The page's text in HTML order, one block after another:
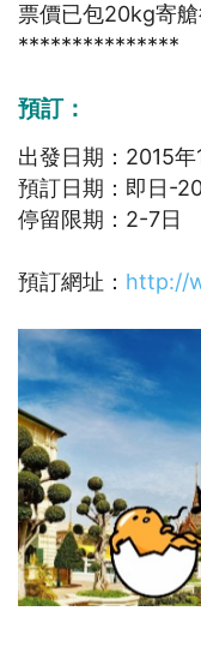
票價已包20kg寄艙
***************
預訂：
出發日期：2015年
預訂日期：即日-
停留限期：2-7日
預訂網址： http://